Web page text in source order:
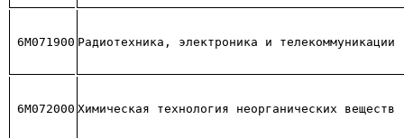
6М071900 Радиотехника, электроника и телекоммуникации
6М072000 Химическая технология неорганических веществ